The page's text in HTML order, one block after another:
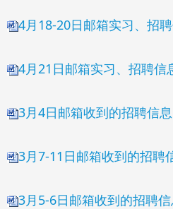
4月18-20日邮箱实习、招
4月21日邮箱实习、招聘信
3月4日邮箱收到的招聘信
3月7-11日邮箱收到的招聘
3月5-6日邮箱收到的招聘